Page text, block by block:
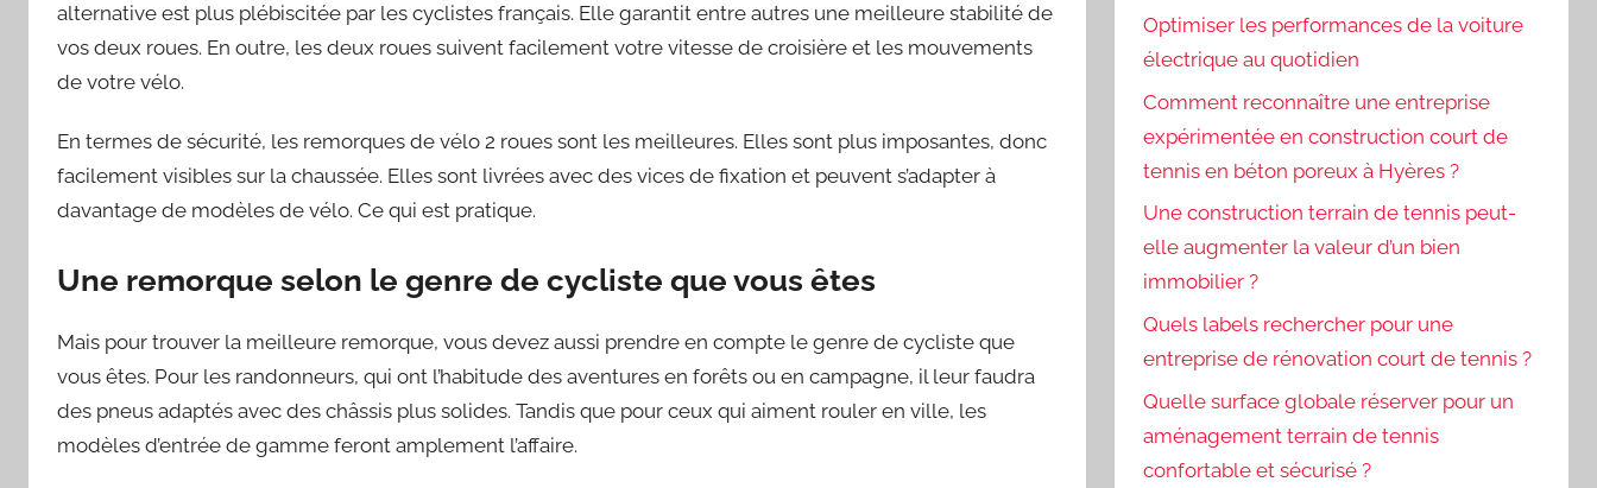
alternative est plus plébiscitée par les cyclistes français. Elle garantit entre autres une meilleure stabilité de
vos deux roues. En outre, les deux roues suivent facilement votre vitesse de croisière et les mouvements
de votre vélo.
En termes de sécurité, les remorques de vélo 2 roues sont les meilleures. Elles sont plus imposantes, donc
facilement visibles sur la chaussée. Elles sont livrées avec des vices de fixation et peuvent s’adapter à
davantage de modèles de vélo. Ce qui est pratique.
Une remorque selon le genre de cycliste que vous êtes
Mais pour trouver la meilleure remorque, vous devez aussi prendre en compte le genre de cycliste que
vous êtes. Pour les randonneurs, qui ont l’habitude des aventures en forêts ou en campagne, il leur faudra
des pneus adaptés avec des châssis plus solides. Tandis que pour ceux qui aiment rouler en ville, les
modèles d’entrée de gamme feront amplement l’affaire.
Optimiser les performances de la voiture
électrique au quotidien
Comment reconnaître une entreprise
expérimentée en construction court de
tennis en béton poreux à Hyères ?
Une construction terrain de tennis peut-
elle augmenter la valeur d’un bien
immobilier ?
Quels labels rechercher pour une
entreprise de rénovation court de tennis ?
Quelle surface globale réserver pour un
aménagement terrain de tennis
confortable et sécurisé ?